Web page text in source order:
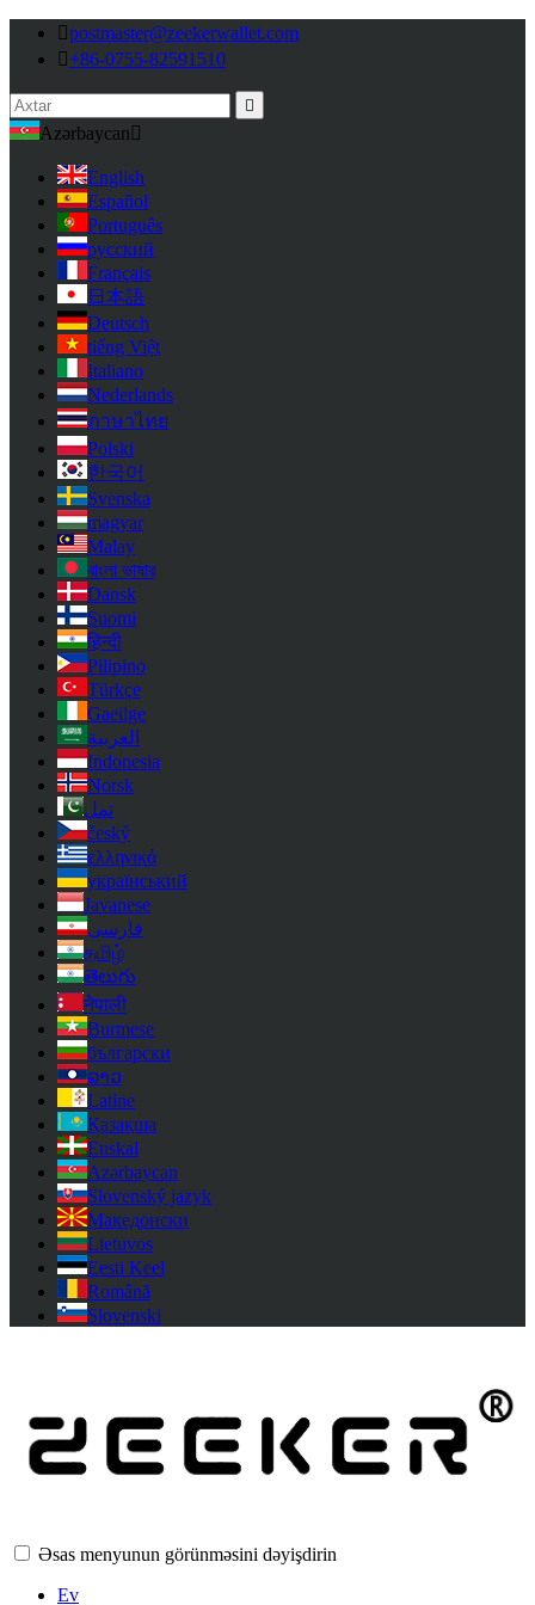
postmaster@zeekerwallet.com
+86-0755-82591510

Azərbaycan
English
Español
Português
русский
Français
日本語
Deutsch
tiếng Việt
Italiano
Nederlands
ภาษาไทย
Polski
한국어
Svenska
magyar
Malay
বাংলা ভাষার
Dansk
Suomi
हिन्दी
Pilipino
Türkçe
Gaeilge
العربية
Indonesia
Norsk‎
تمل
český
ελληνικά
український
Javanese
فارسی
தமிழ்
తెలుగు
नेपाली
Burmese
български
ລາວ
Latine
Қазақша
Euskal
Azərbaycan
Slovenský jazyk
Македонски
Lietuvos
Eesti Keel
Română
Slovenski
Əsas menyunun görünməsini dəyişdirin
Ev